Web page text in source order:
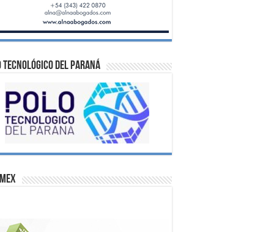
Tecnológico del Paraná